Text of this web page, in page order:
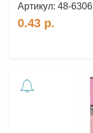
Артикул: 48-6306
0.43 р.